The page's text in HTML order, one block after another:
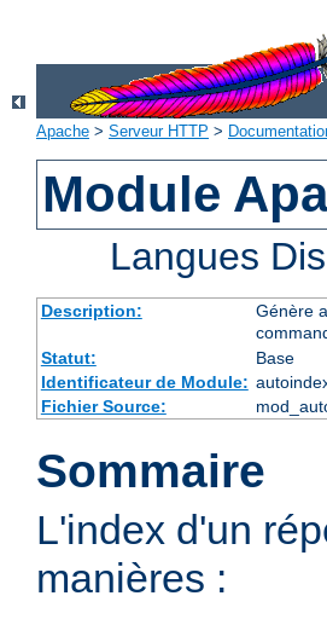
Apache > Serveur HTTP >
Module
Langues
Description:
Génère
Statut:
Base
Identificateur de Module:
Fichier Source:
Sommaire
L'index d'un
manières :